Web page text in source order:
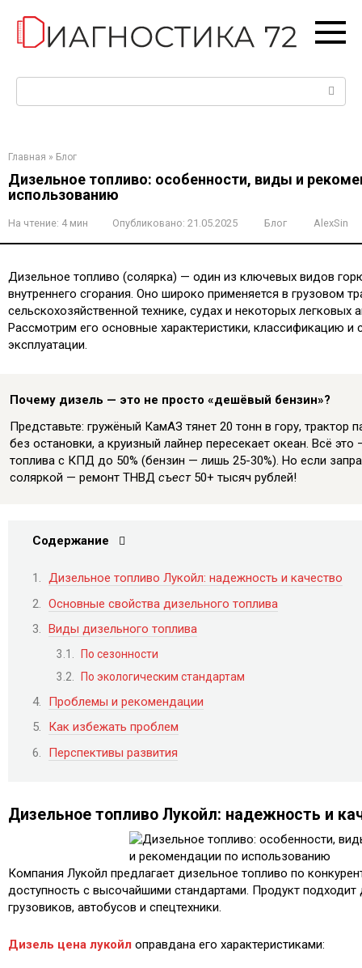
контенту
Главная » Блог
Дизельное топливо: особенности, виды и
использованию
На чтение: 4 мин Опубликовано: 21.05.2025 Блог AlexSin
Дизельное топливо (солярка) — один из ключевых видов
внутреннего сгорания. Оно широко применяется в грузовом
сельскохозяйственной технике, судах и некоторых легковых
Рассмотрим его основные характеристики, классификацию и
эксплуатации.
Почему дизель — это не просто «дешёвый бензин»?
Представьте: гружёный КамАЗ тянет 20 тонн в гору, трактор
без остановки, а круизный лайнер пересекает океан. Всё это
топлива с КПД до 50% (бензин — лишь 25-30%). Но если
соляркой — ремонт ТНВД съест50+ тысяч рублей!
Содержание
Дизельное топливо Лукойл: надежность и качество
Основные свойства дизельного топлива
Виды дизельного топлива
По сезонности
По экологическим стандартам
Проблемы и рекомендации
Как избежать проблем
Перспективы развития
Дизельное топливо Лукойл: надежность и
Компания Лукойл предлагает дизельное топливо по
доступность с высочайшими стандартами. Продукт подходит
грузовиков, автобусов и спецтехники.
Дизель цена лукойл оправдана его характеристиками: